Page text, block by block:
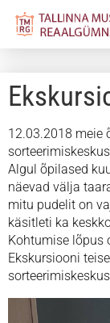
12.03.2018 meie
Algul õpilased
näevad välja
mitu pudelit on
käsitleti ka
Kohtumise lõpus
Ekskursiooni